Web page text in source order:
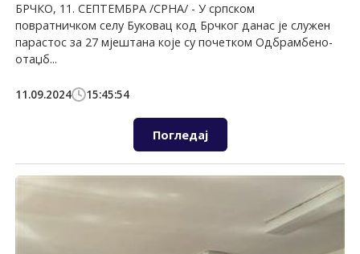
БРЧКО, 11. СЕПTЕМБРА /СРНА/ - У српском
повратничком селу Буковац код Брчког данас је служен
парастос за 27 мјештана које су почетком Одбрамбено-
отаџб...
11.09.2024 15:45:54
Погледај